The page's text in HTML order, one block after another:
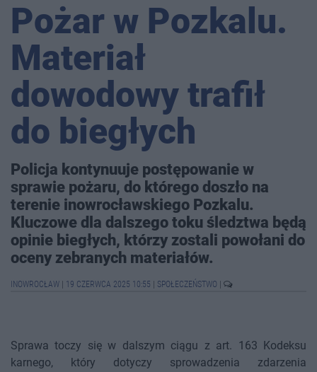
Pożar w Pozkalu.
Materiał
dowodowy trafił
do biegłych
Policja kontynuuje postępowanie w
sprawie pożaru, do którego doszło na
terenie inowrocławskiego Pozkalu.
Kluczowe dla dalszego toku śledztwa będą
opinie biegłych, którzy zostali powołani do
oceny zebranych materiałów.
INOWROCŁAW 19 CZERWCA 2025 10:55 SPOŁECZEŃSTWO
Sprawa toczy się w dalszym ciągu z art. 163 Kodeksu
karnego, który dotyczy sprowadzenia zdarzenia